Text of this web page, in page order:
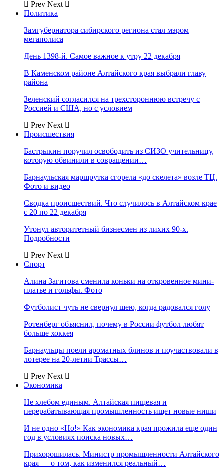
Prev Next
Политика
Замгубернатора сибирского региона стал мэром
мегаполиса
День 1398-й. Самое важное к утру 22 декабря
В Каменском районе Алтайского края выбрали главу
района
Зеленский согласился на трехстороннюю встречу с
Россией и США, но с условием
Prev Next
Происшествия
Бастрыкин поручил освободить из СИЗО учительницу,
которую обвинили в совращении…
Барнаульская маршрутка сгорела «до скелета» возле ТЦ.
Фото и видео
Сводка происшествий. Что случилось в Алтайском крае
с 20 по 22 декабря
Утонул авторитетный бизнесмен из лихих 90-х.
Подробности
Prev Next
Спорт
Алина Загитова сменила коньки на откровенное мини-
платье и гольфы. Фото
Футболист чуть не свернул шею, когда радовался голу
Ротенберг объяснил, почему в России футбол любят
больше хоккея
Барнаульцы поели ароматных блинов и поучаствовали в
лотерее на 20-летии Трассы…
Prev Next
Экономика
Не хлебом единым. Алтайская пищевая и
перерабатывающая промышленность ищет новые ниши
И не одно «Но!» Как экономика края прожила еще один
год в условиях поиска новых…
Прихорошилась. Министр промышленности Алтайского
края — о том, как изменился реальный…